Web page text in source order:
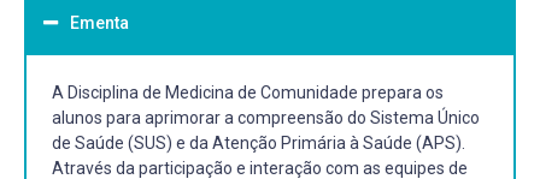
Ementa
A Disciplina de Medicina de Comunidade prepara os
alunos para aprimorar a compreensão do Sistema Único
de Saúde (SUS) e da Atenção Primária à Saúde (APS).
Através da participação e interação com as equipes de